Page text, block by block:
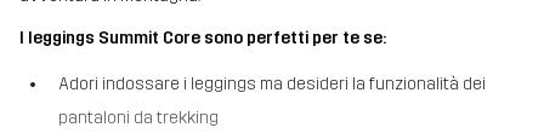
I leggings Summit Core sono perfetti per te se:
Adori indossare i leggings ma desideri la funzionalità dei
pantaloni da trekking